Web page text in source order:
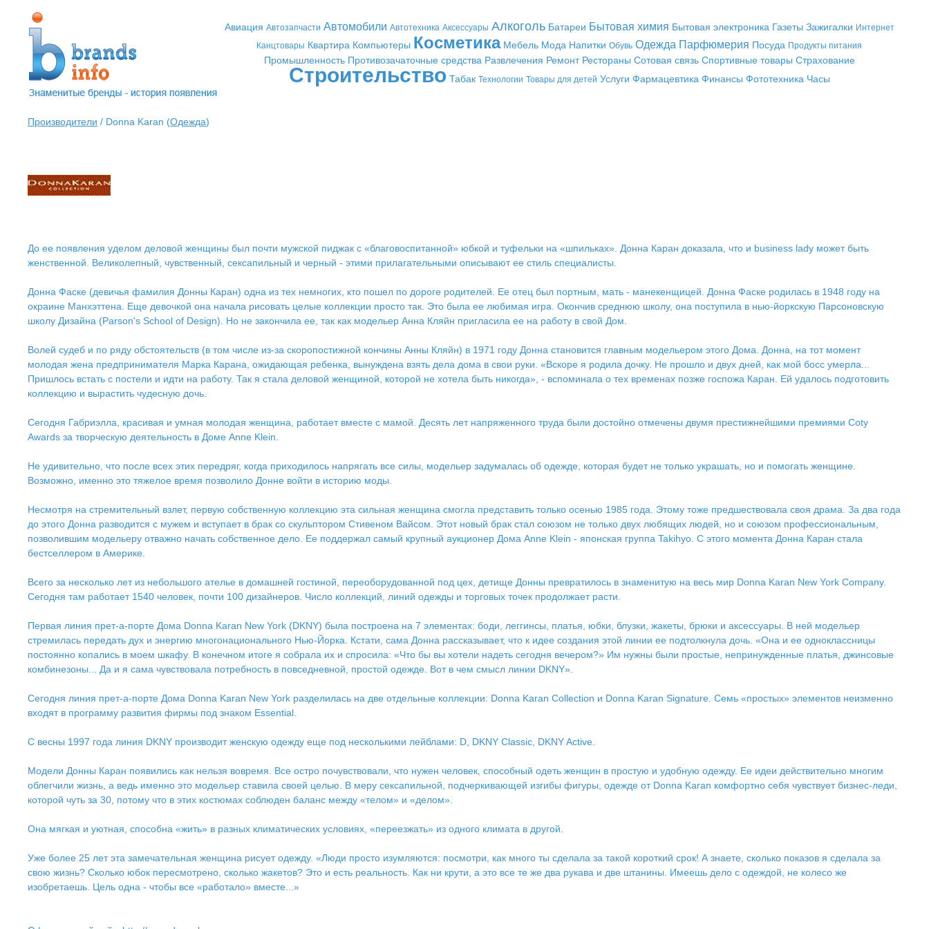
Авиация Автозапчасти Автомобили Автотехника Аксессуары Алкоголь Батареи Бытовая химия Бытовая электроника Газеты Зажигалки Интернет
Канцтовары Квартира Компьютеры Косметика Мебель Мода Напитки Обувь Одежда Парфюмерия Посуда Продукты питания
Промышленность Противозачаточные средства Развлечения Ремонт Рестораны Сотовая связь Спортивные товары Страхование
Строительство Табак Технологии Товары для детей Услуги Фармацевтика Финансы Фототехника Часы
Производители / Donna Karan (Одежда)
До ее появления уделом деловой женщины был почти мужской пиджак с «благовоспитанной» юбкой и туфельки на «шпильках». Донна Каран доказала, что и business lady может быть
женственной. Великолепный, чувственный, сексапильный и черный - этими прилагательными описывают ее стиль специалисты.
Донна Фаске (девичья фамилия Донны Каран) одна из тех немногих, кто пошел по дороге родителей. Ее отец был портным, мать - манекенщицей. Донна Фаске родилась в 1948 году на
окраине Манхэттена. Еще девочкой она начала рисовать целые коллекции просто так. Это была ее любимая игра. Окончив среднюю школу, она поступила в нью-йоркскую Парсоновскую
школу Дизайна (Parson's School of Design). Но не закончила ее, так как модельер Анна Кляйн пригласила ее на работу в свой Дом.
Волей судеб и по ряду обстоятельств (в том числе из-за скоропостижной кончины Анны Кляйн) в 1971 году Донна становится главным модельером этого Дома. Донна, на тот момент
молодая жена предпринимателя Марка Карана, ожидающая ребенка, вынуждена взять дела дома в свои руки. «Вскоре я родила дочку. Не прошло и двух дней, как мой босс умерла...
Пришлось встать с постели и идти на работу. Так я стала деловой женщиной, которой не хотела быть никогда», - вспоминала о тех временах позже госпожа Каран. Ей удалось подготовить
коллекцию и вырастить чудесную дочь.
Сегодня Габриэлла, красивая и умная молодая женщина, работает вместе с мамой. Десять лет напряженного труда были достойно отмечены двумя престижнейшими премиями Coty
Awards за творческую деятельность в Доме Anne Klein.
Не удивительно, что после всех этих передряг, когда приходилось напрягать все силы, модельер задумалась об одежде, которая будет не только украшать, но и помогать женщине.
Возможно, именно это тяжелое время позволило Донне войти в историю моды.
Несмотря на стремительный взлет, первую собственную коллекцию эта сильная женщина смогла представить только осенью 1985 года. Этому тоже предшествовала своя драма. За два года
до этого Донна разводится с мужем и вступает в брак со скульптором Стивеном Вайсом. Этот новый брак стал союзом не только двух любящих людей, но и союзом профессиональным,
позволившим модельеру отважно начать собственное дело. Ее поддержал самый крупный аукционер Дома Аnnе Klein - японская группа Takihyo. С этого момента Донна Каран стала
бестселлером в Америке.
Всего за несколько лет из небольшого ателье в домашней гостиной, переоборудованной под цех, детище Донны превратилось в знаменитую на весь мир Donna Karan New York Company.
Сегодня там работает 1540 человек, почти 100 дизайнеров. Число коллекций, линий одежды и торговых точек продолжает расти.
Первая линия прет-а-порте Дома Donna Karan New York (DKNY) была построена на 7 элементах: боди, леггинсы, платья, юбки, блузки, жакеты, брюки и аксессуары. В ней модельер
стремилась передать дух и энергию многонационального Нью-Йорка. Кстати, сама Донна рассказывает, что к идее создания этой линии ее подтолкнула дочь. «Она и ее одноклассницы
постоянно копались в моем шкафу. В конечном итоге я собрала их и спросила: «Что бы вы хотели надеть сегодня вечером?» Им нужны были простые, непринужденные платья, джинсовые
комбинезоны... Да и я сама чувствовала потребность в повседневной, простой одежде. Вот в чем смысл линии DKNY».
Сегодня линия прет-а-порте Дома Donna Karan New York разделилась на две отдельные коллекции: Donna Karan Collection и Donna Karan Signature. Семь «простых» элементов неизменно
входят в программу развития фирмы под знаком Essential.
С весны 1997 года линия DKNY производит женскую одежду еще под несколькими лейблами: D, DKNY Classic, DKNY Active.
Модели Донны Каран появились как нельзя вовремя. Все остро почувствовали, что нужен человек, способный одеть женщин в простую и удобную одежду. Ее идеи действительно многим
облегчили жизнь, а ведь именно это модельер ставила своей целью. В меру сексапильной, подчеркивающей изгибы фигуры, одежде от Donna Karan комфортно себя чувствует бизнес-леди,
которой чуть за 30, потому что в этих костюмах соблюден баланс между «телом» и «делом».
Она мягкая и уютная, способна «жить» в разных климатических условиях, «переезжать» из одного климата в другой.
Уже более 25 лет эта замечательная женщина рисует одежду. «Люди просто изумляются: посмотри, как много ты сделала за такой короткий срок! А знаете, сколько показов я сделала за
свою жизнь? Сколько юбок пересмотрено, сколько жакетов? Это и есть реальность. Как ни крути, а это все те же два рукава и две штанины. Имеешь дело с одеждой, не колесо же
изобретаешь. Цель одна - чтобы все «работало» вместе...»